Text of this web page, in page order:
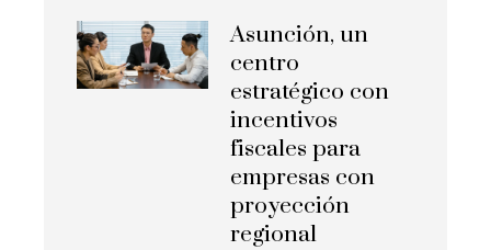
Asunción, un
centro
estratégico con
incentivos
fiscales para
empresas con
proyección
regional